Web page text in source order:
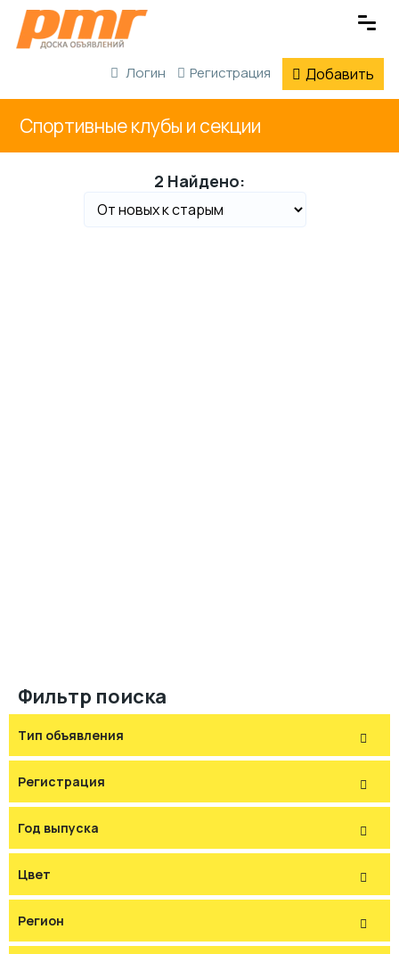
Логин Регистрация Добавить
Спортивные клубы и секции
2 Найдено:
Фильтр поиска
Тип объявления
Регистрация
Год выпуска
Цвет
Регион